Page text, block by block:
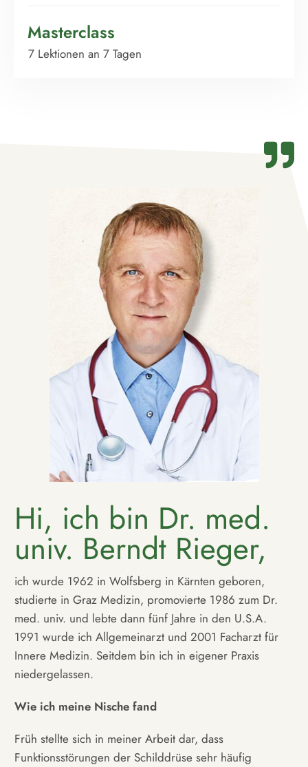
Masterclass
7 Lektionen an 7 Tagen
Hi, ich bin Dr. med.
univ. Berndt Rieger,
ich wurde 1962 in Wolfsberg in Kärnten geboren,
studierte in Graz Medizin, promovierte 1986 zum Dr.
med. univ. und lebte dann fünf Jahre in den U.S.A.
1991 wurde ich Allgemeinarzt und 2001 Facharzt für
Innere Medizin. Seitdem bin ich in eigener Praxis
niedergelassen.
Wie ich meine Nische fand
Früh stellte sich in meiner Arbeit dar, dass
Funktionsstörungen der Schilddrüse sehr häufig